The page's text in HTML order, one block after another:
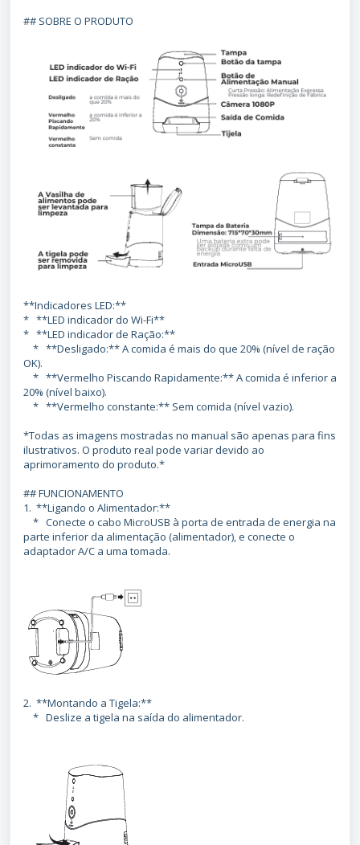
## SOBRE O PRODUTO
**Indicadores LED:**
* **LED indicador do Wi-Fi**
* **LED indicador de Ração:**
* **Desligado:** A comida é mais do que 20% (nível de ração
OK).
* **Vermelho Piscando Rapidamente:** A comida é inferior a
20% (nível baixo).
* **Vermelho constante:** Sem comida (nível vazio).
*Todas as imagens mostradas no manual são apenas para fins
ilustrativos. O produto real pode variar devido ao
aprimoramento do produto.*
## FUNCIONAMENTO
1. **Ligando o Alimentador:**
* Conecte o cabo MicroUSB à porta de entrada de energia na
parte inferior da alimentação (alimentador), e conecte o
adaptador A/C a uma tomada.
2. **Montando a Tigela:**
* Deslize a tigela na saída do alimentador.